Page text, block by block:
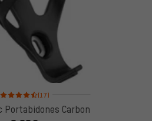
Valoración media: 4,5 de 5 basada en 17 reseñas
(17)
Portabidones Carbon